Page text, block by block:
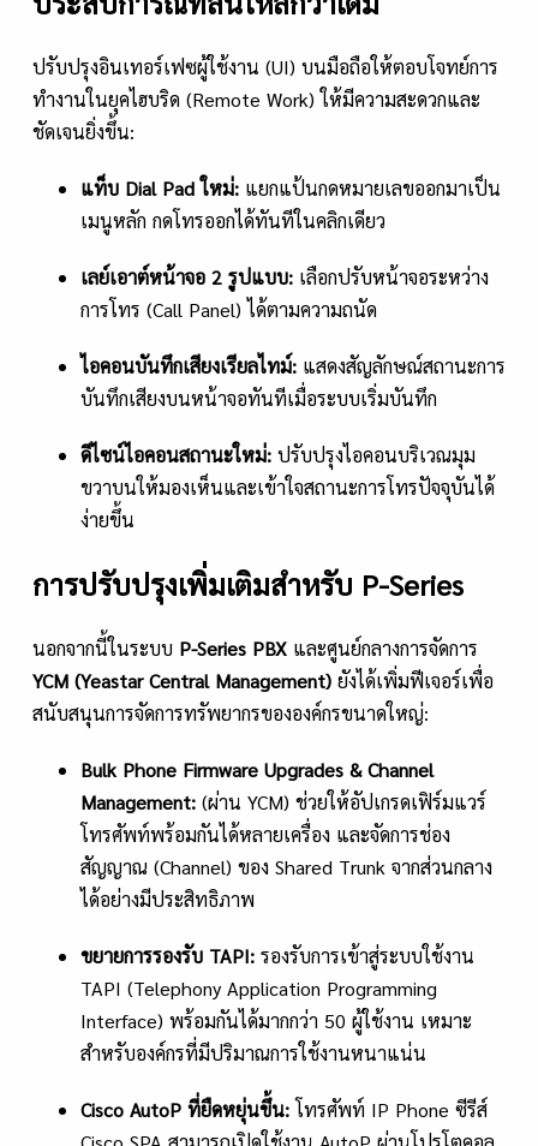
ปรับปรุงอินเทอร์เฟซผู้ใช้งาน (UI) บนมือถือให้ตอบโจทย์การ
ทำงานในยุคไฮบริด (Remote Work) ให้มีความสะดวกและ
ชัดเจนยิ่งขึ้น:
แท็บ Dial Pad ใหม่: แยกแป้นกดหมายเลขออกมาเป็น
เมนูหลัก กดโทรออกได้ทันทีในคลิกเดียว
เลย์เอาต์หน้าจอ 2 รูปแบบ: เลือกปรับหน้าจอระหว่าง
การโทร (Call Panel) ได้ตามความถนัด
ไอคอนบันทึกเสียงเรียลไทม์: แสดงสัญลักษณ์สถานะการ
บันทึกเสียงบนหน้าจอทันทีเมื่อระบบเริ่มบันทึก
ดีไซน์ไอคอนสถานะใหม่: ปรับปรุงไอคอนบริเวณมุม
ขวาบนให้มองเห็นและเข้าใจสถานะการโทรปัจจุบันได้
ง่ายขึ้น
การปรับปรุงเพิ่มเติมสำหรับ P-Series
นอกจากนี้ในระบบ P-Series PBX และศูนย์กลางการจัดการ
YCM (Yeastar Central Management) ยังได้เพิ่มฟีเจอร์เพื่อ
สนับสนุนการจัดการทรัพยากรขององค์กรขนาดใหญ่:
Bulk Phone Firmware Upgrades & Channel
Management: (ผ่าน YCM) ช่วยให้อัปเกรดเฟิร์มแวร์
โทรศัพท์พร้อมกันได้หลายเครื่อง และจัดการช่อง
สัญญาณ (Channel) ของ Shared Trunk จากส่วนกลาง
ได้อย่างมีประสิทธิภาพ
ขยายการรองรับ TAPI: รองรับการเข้าสู่ระบบใช้งาน
TAPI (Telephony Application Programming
Interface) พร้อมกันได้มากกว่า 50 ผู้ใช้งาน เหมาะ
สำหรับองค์กรที่มีปริมาณการใช้งานหนาแน่น
Cisco AutoP ที่ยืดหยุ่นขึ้น: โทรศัพท์ IP Phone ซีรีส์